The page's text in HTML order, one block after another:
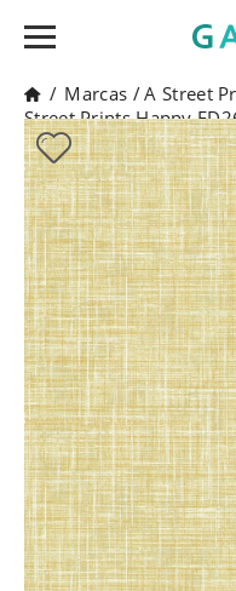
/ Marcas /A Street
Street Prints Happy